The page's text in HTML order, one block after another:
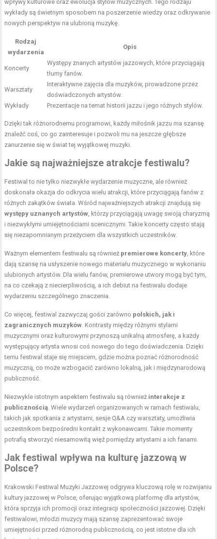
wpływy kulturowe oraz ewolucja stylów muzycznych. Tego rodzaju
wykłady są świetnym sposobem na poszerzenie wiedzy oraz odkrywanie
nowych perspektyw na ulubioną muzykę.
Rodzaj
wydarzenia
Opis
Koncerty
Występy znanych artystów jazzowych, które przyciągają
tłumy fanów.
Warsztaty
Interaktywne zajęcia dla muzyków, prowadzone przez
doświadczonych artystów.
Wykłady
Prezentacje na temat historii jazzu i jego różnych stylów.
Dzięki tak różnorodnemu programowi, każdy miłośnik jazzu ma szansę
znaleźć coś, co go zainteresuje i pozwoli mu na jeszcze głębsze
zanurzenie się w świat tej wyjątkowej muzyki.
Jakie są najważniejsze atrakcje festiwalu?
Festiwal to nie tylko niezwykłe wydarzenie muzyczne, ale również
doskonała okazja do odkrycia wielu atrakcji, które przyciągają fanów z
różnych zakątków świata. Wśród najważniejszych atrakcji znajdują się
występy uznanych artystów , którzy przyciągają uwagę swoją charyzmą
i niezwykłymi umiejętnościami scenicznymi. Takie koncerty często stają
się niezapomnianym przeżyciem dla wszystkich uczestników.
Ważnym elementem festiwalu są również premierowe koncerty , które
dają szansę na usłyszenie nowego materiału muzycznego w wykonaniu
ulubionych artystów. Dla wielu fanów, premierowe utwory mogą być tym,
na co czekają z niecierpliwością, a ich debiut na festiwalu dodaje
wydarzeniu szczególnego znaczenia.
Co więcej, festiwal zazwyczaj gości zarówno polskich, jak i
zagranicznych muzyków . Kontrasty między różnymi stylami
muzycznymi oraz kulturowymi przynoszą unikalną atmosferę, a każdy
występujący artysta wnosi coś nowego do tego doświadczenia. Dzięki
temu festiwal staje się miejscem, gdzie można poznać różnorodność
muzyczną, co może wzbogacić zarówno lokalną, jak i międzynarodową
publiczność.
Niezwykle istotnym aspektem festiwalu są również interakcje z
publicznością . Wiele wydarzeń organizowanych w ramach festiwalu,
takich jak spotkania z artystami, sesje Q&A czy warsztaty, umożliwia
uczestnikom bezpośredni kontakt z wykonawcami. Takie momenty
potrafią stworzyć niesamowitą więź pomiędzy artystami a ich fanami.
Jak festiwal wpływa na kulturę jazzową w
Polsce?
Krakowski Festiwal Muzyki Jazzowej odgrywa kluczową rolę w rozwijaniu
kultury jazzowej w Polsce, oferując wyjątkową platformę dla artystów,
która sprzyja ich promocji oraz integracji społeczności jazzowej. Dzięki
festiwalowi, młodzi muzycy mają szansę zaprezentować swoje
umiejętności przed różnorodną publicznością, co jest istotne dla ich